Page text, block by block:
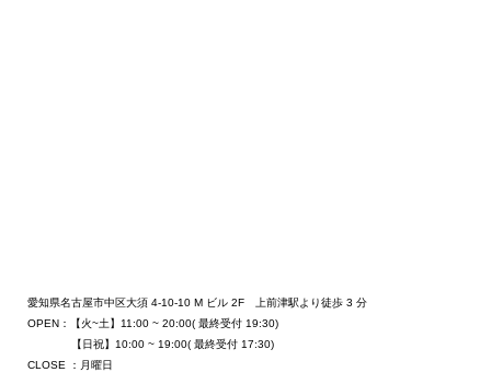
愛知県名古屋市中区大須 4-10-10 M ビル 2F 上前津駅より徒歩 3 分
OPEN：【火~土】11:00 ~ 20:00( 最終受付 19:30)
【日祝】10:00 ~ 19:00( 最終受付 17:30)
CLOSE ：月曜日